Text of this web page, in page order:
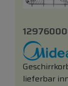
lieferbar